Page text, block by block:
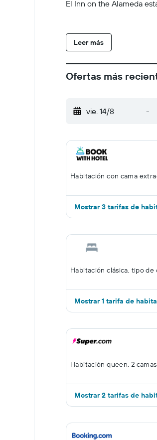
El Inn on the Alameda
Leer más
Ofertas más
vie. 14/8 -
Habitación con cama
Mostrar 3 tarifas de
Habitación clásica, tipo de
Mostrar 1 tarifa de
Habitación queen, 2
Mostrar 2 tarifas de